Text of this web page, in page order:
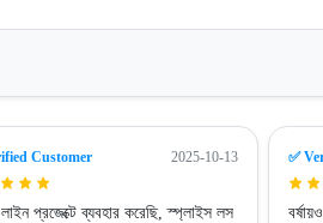
Customer 2025-10-13
প্রজেক্টে ব্যবহার করেছি, স্প্লাইস লস
✅